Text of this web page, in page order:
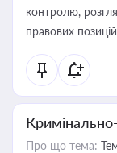
контролю,
правових позицій
Про що тема: